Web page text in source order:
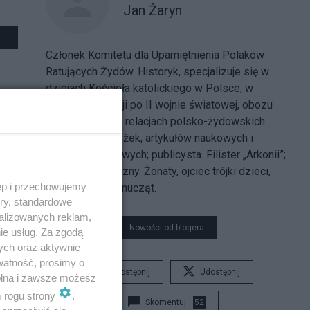
Jan Żaryn
Członek Komitetu dla Upamiętnienia Polaków
Ratujących Żydów. Historyk, specjalizuje się w
dziejach Kościoła katolickiego w Polsce, w
historii: emigracji po II wojnie światowej, obozu
narodowego i w relacjach polsko-żydowskich.
Autor wielu książek, artykułów naukowych i
popularnonaukowych; publicysta. Filister „Arkonii”;
działacz społeczny. Żonaty, ojciec trójki dzieci,
dziadek trójki wnucząt.
Nowości od blogera
Udostępnij Udostępnij
Skomentuj 52
i przechowujemy
standardowe
reklam,
usług. Za zgodą
oraz aktywnie
prosimy o
i zawsze możesz
rogu strony
.